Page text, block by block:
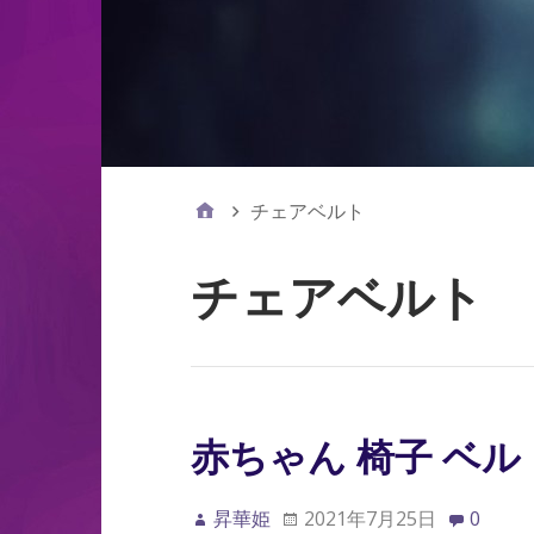
チェアベルト
チェアベルト
赤ちゃん 椅子 ベル
昇華姫 2021年7月25日 0